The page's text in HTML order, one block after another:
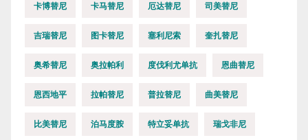
卡博替尼 卡马替尼 厄达替尼 司美替尼
吉瑞替尼 图卡替尼 塞利尼索 奎扎替尼
奥希替尼 奥拉帕利 度伐利尤单抗 恩曲替尼
恩西地平 拉帕替尼 普拉替尼 曲美替尼
比美替尼 泊马度胺 特立妥单抗 瑞戈非尼